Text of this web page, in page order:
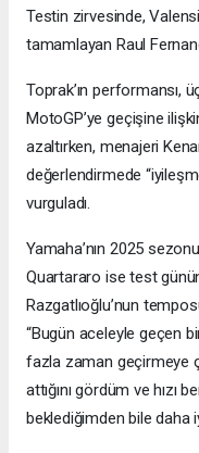
Testin zirvesinde,
tamamlayan Raul
Toprak’ın performansı,
MotoGP’ye geçişine
azaltırken, menajeri
değerlendirmede
vurguladı.
Yamaha’nın 2025
Quartararo ise test
Razgatlıoğlu’nun
“Bugün aceleyle geçen
fazla zaman geçirmeye
attığını gördüm ve hızı
beklediğimden bile daha